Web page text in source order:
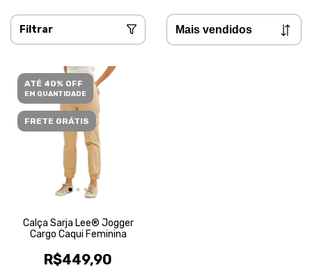
Filtrar
ATÉ 40% OFF
EM QUANTIDADE
FRETE GRÁTIS
Calça Sarja Lee® Jogger
Cargo Caqui Feminina
R$449,90